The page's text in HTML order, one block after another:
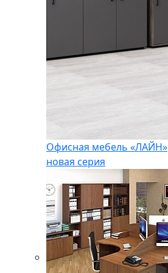
Офисная мебель «ЛАЙН»
новая серия